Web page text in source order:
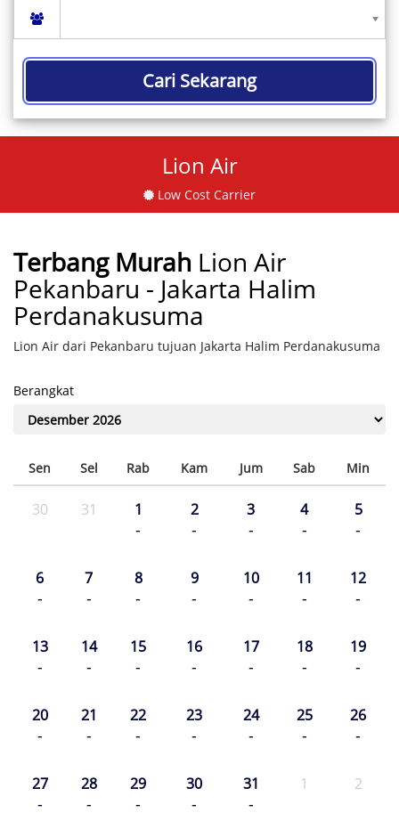
Cari Sekarang
Lion Air
Low Cost Carrier
Terbang Murah Lion Air
Pekanbaru - Jakarta Halim
Perdanakusuma
Lion Air dari Pekanbaru tujuan Jakarta Halim Perdanakusuma
Berangkat
Sen Sel Rab Kam Jum Sab Min
30 31 1
-
2
-
3
-
4
-
5
-
6
-
7
-
8
-
9
-
10
-
11
-
12
-
13
-
14
-
15
-
16
-
17
-
18
-
19
-
20
-
21
-
22
-
23
-
24
-
25
-
26
-
27
-
28
-
29
-
30
-
31
-
1 2